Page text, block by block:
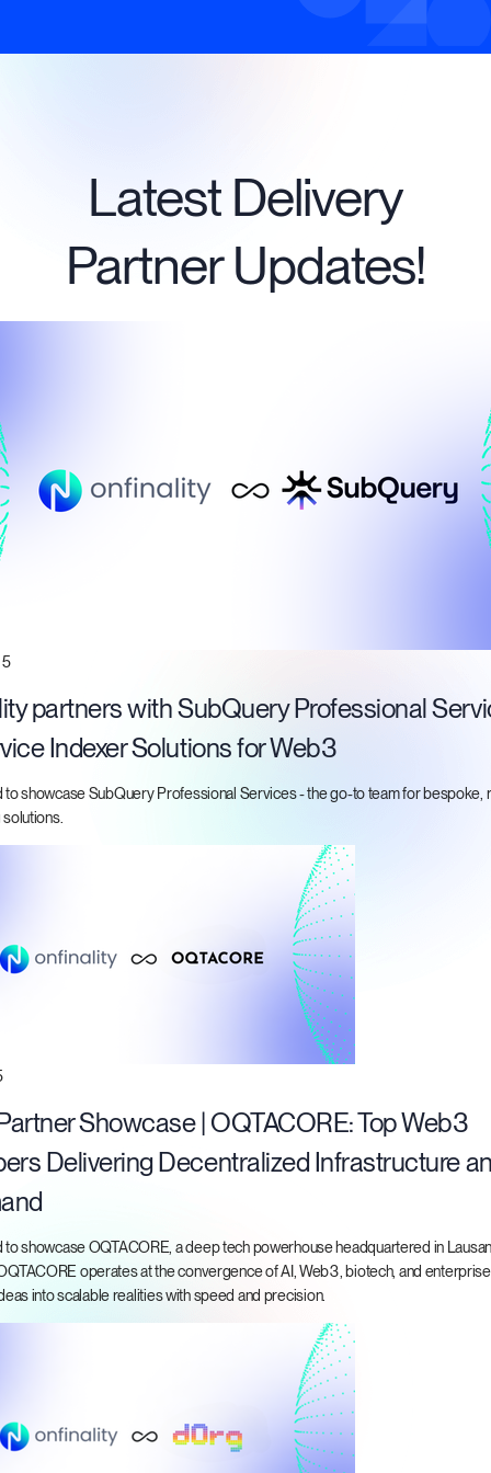
Latest Delivery
Partner Updates!
partners with SubQuery Professional
Indexer Solutions for Web3
to showcase SubQuery Professional Services - the go-to team for bespoke,
Showcase | OQTACORE: Top Web3
Delivering Decentralized Infrastructure
to showcase OQTACORE, a deep tech powerhouse headquartered in
operates at the convergence of AI, Web3, biotech, and
into scalable realities with speed and precision.